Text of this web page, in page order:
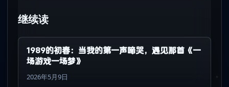
继续读
1989的初春：当我的第一声啼哭，遇见那首《一
场游戏一场梦》
2026年5月9日